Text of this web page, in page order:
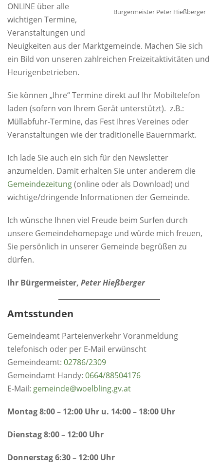
Bürgermeister Peter Hießberger
ONLINE über alle
wichtigen Termine,
Veranstaltungen und
Neuigkeiten aus der Marktgemeinde. Machen Sie sich
ein Bild von unseren zahlreichen Freizeitaktivitäten und
Heurigenbetrieben.
Sie können „Ihre“ Termine direkt auf Ihr Mobiltelefon
laden (sofern von Ihrem Gerät unterstützt). z.B.:
Müllabfuhr-Termine, das Fest Ihres Vereines oder
Veranstaltungen wie der traditionelle Bauernmarkt.
Ich lade Sie auch ein sich für den Newsletter
anzumelden. Damit erhalten Sie unter anderem die
Gemeindezeitung(online oder als Download) und
wichtige/dringende Informationen der Gemeinde.
Ich wünsche Ihnen viel Freude beim Surfen durch
unsere Gemeindehomepage und würde mich freuen,
Sie persönlich in unserer Gemeinde begrüßen zu
dürfen.
Ihr Bürgermeister, Peter Hießberger
Amtsstunden
Gemeindeamt Parteienverkehr Voranmeldung
telefonisch oder per E-Mail erwünscht
Gemeindeamt: 02786/2309
Gemeindamt Handy: 0664/88504176
E-Mail: gemeinde@woelbling.gv.at
Montag 8:00 – 12:00 Uhr u. 14:00 – 18:00 Uhr
Dienstag 8:00 – 12:00 Uhr
Donnerstag 6:30 – 12:00 Uhr